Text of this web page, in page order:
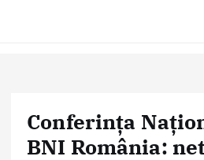
Conferința
BNI România: